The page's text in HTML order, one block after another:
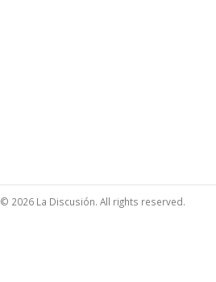
© 2026 La Discusión. All rights reserved.